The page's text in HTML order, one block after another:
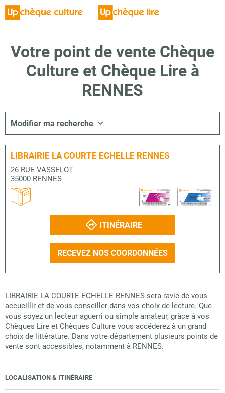
Votre point de vente Chèque
Culture et Chèque Lire à
RENNES
Modifier ma recherche
LIBRAIRIE LA COURTE ECHELLE RENNES
26 RUE VASSELOT
35000 RENNES
ITINÉRAIRE
RECEVEZ NOS COORDONNÉES
LIBRAIRIE LA COURTE ECHELLE RENNES sera ravie de vous
accueillir et de vous conseiller dans vos choix de lecture. Que
vous soyez un lecteur aguerri ou simple amateur, grâce à vos
Chèques Lire et Chèques Culture vous accéderez à un grand
choix de littérature. Dans votre département plusieurs points de
vente sont accessibles, notamment à RENNES.
LOCALISATION & ITINÉRAIRE